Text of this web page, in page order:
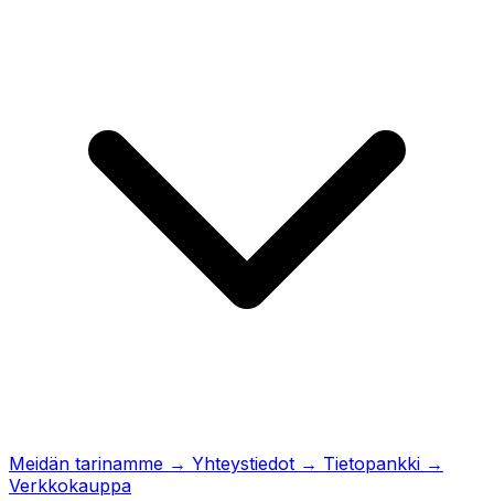
Meidän tarinamme → Yhteystiedot → Tietopankki →
Verkkokauppa